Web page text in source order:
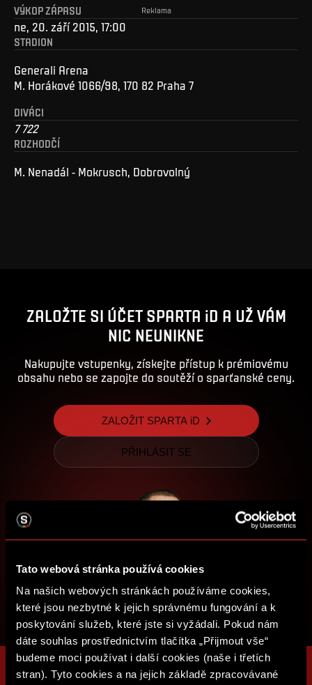
Tato webová stránka používá cookies
Na našich webových stránkách používáme cookies,
které jsou nezbytné k jejich správnému fungování a k
poskytování služeb, které jste si vyžádali. Pokud nám
dáte souhlas prostřednictvím tlačítka „Přijmout vše“
budeme moci používat i další cookies (naše i třetích
stran). Tyto cookies a na jejich základě zpracovávané
Reklama
VÝKOP ZÁPASU
ne, 20. září 2015, 17:00
STADION
Generali Arena
M. Horákové 1066/98, 170 82 Praha 7
DIVÁCI
7 722
ROZHODČÍ
M. Nenadál - Mokrusch, Dobrovolný
ZALOŽTE SI ÚČET SPARTA iD A UŽ VÁM
NIC NEUNIKNE
Nakupujte vstupenky, získejte přístup k prémiovému
obsahu nebo se zapojte do soutěží o sparťanské ceny.
ZALOŽIT SPARTA iD
PŘIHLÁSIT SE